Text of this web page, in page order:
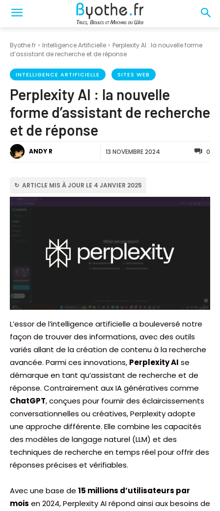
Byothe.fr Intelligence Artificielle
Perplexity AI : la nouvelle forme
d’assistant de recherche et de réponse
INTELLIGENCE ARTIFICIELLE SITES WEB
Perplexity AI : la nouvelle
forme d’assistant de recherche
et de réponse
ANDY R 13 NOVEMBRE 2024 0
↻ ARTICLE MIS À JOUR LE 4 JANVIER 2025
L’essor de l’intelligence artificielle a bouleversé notre
façon de trouver des informations, avec des outils
variés allant de la création de contenu à la recherche
avancée. Parmi ces innovations, Perplexity AI se
démarque en tant qu’assistant de recherche et de
réponse. Contrairement aux IA génératives comme
ChatGPT, conçues pour fournir des éclaircissements
conversationnelles ou créatives, Perplexity adopte
une approche différente. Elle combine les capacités
des modèles de langage naturel (LLM) et des
techniques de recherche en temps réel pour offrir des
réponses précises et vérifiables.
Avec une base de 15 millions d’utilisateurs par
mois en 2024, Perplexity AI répond ainsi aux besoins de